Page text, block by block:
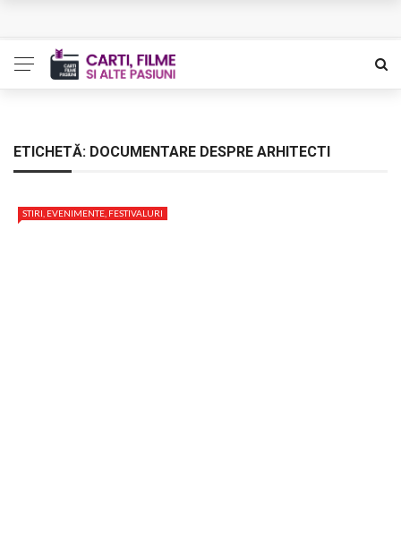
The Man Who Sold Air in the Holy Land – Generatia care
Queer – Un Burroughs sentimental
Luati-ma drept un vis. Povestiri in K. minor – Dor de Kafka
ETICHETĂ: DOCUMENTARE DESPRE ARHITECTI
STIRI, EVENIMENTE, FESTIVALURI